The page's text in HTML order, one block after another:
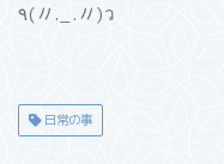
٩(〃._.〃)ว
日常の事